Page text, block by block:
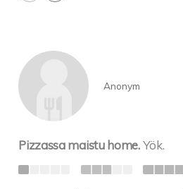
Anonym
Pizzassa maistu home.Yök.